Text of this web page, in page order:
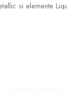
si elemente